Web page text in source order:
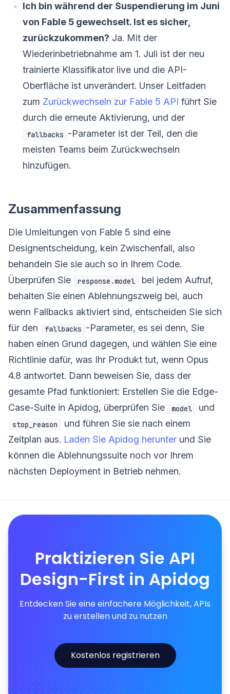
Ich bin während der Suspendierung im Juni
von Fable 5 gewechselt. Ist es sicher,
zurückzukommen? Ja. Mit der
Wiederinbetriebnahme am 1. Juli ist der neu
trainierte Klassifikator live und die API-
Oberfläche ist unverändert. Unser Leitfaden
zum Zurückwechseln zur Fable 5 API führt Sie
durch die erneute Aktivierung, und der
fallbacks -Parameter ist der Teil, den die
meisten Teams beim Zurückwechseln
hinzufügen.
Zusammenfassung
Die Umleitungen von Fable 5 sind eine
Designentscheidung, kein Zwischenfall, also
behandeln Sie sie auch so in Ihrem Code.
Überprüfen Sie
response.model
bei jedem Aufruf,
behalten Sie einen Ablehnungszweig bei, auch
wenn Fallbacks aktiviert sind, entscheiden Sie sich
für den
fallbacks -Parameter, es sei denn, Sie
haben einen Grund dagegen, und wählen Sie eine
Richtlinie dafür, was Ihr Produkt tut, wenn Opus
4.8 antwortet. Dann beweisen Sie, dass der
gesamte Pfad funktioniert: Erstellen Sie die Edge-
Case-Suite in Apidog, überprüfen Sie
model und
stop_reason
und führen Sie sie nach einem
Zeitplan aus. Laden Sie Apidog herunter und Sie
können die Ablehnungssuite noch vor Ihrem
nächsten Deployment in Betrieb nehmen.
Praktizieren Sie API
Design-First in Apidog
Entdecken Sie eine einfachere Möglichkeit, APIs
zu erstellen und zu nutzen
Kostenlos registrieren